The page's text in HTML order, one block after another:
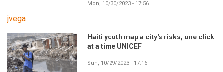
Mon, 10/30/2023 - 17:56
jvega
Haiti youth map a city's risks, one click
at a time UNICEF
Sun, 10/29/2023 - 17:16